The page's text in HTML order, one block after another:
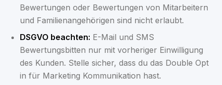
Bewertungen oder Bewertungen von Mitarbeitern
und Familienangehörigen sind nicht erlaubt.
DSGVO beachten: E-Mail und SMS
Bewertungsbitten nur mit vorheriger Einwilligung
des Kunden. Stelle sicher, dass du das Double Opt
in für Marketing Kommunikation hast.